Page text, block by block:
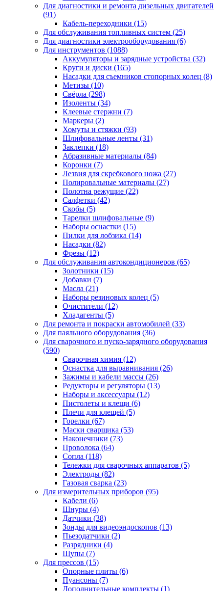
Для диагностики и ремонта дизельных двигателей
(91)
Кабель-переходники (15)
Для обслуживания топливных систем (25)
Для диагностики электрооборудования (6)
Для инструментов (1088)
Аккумуляторы и зарядные устройства (32)
Круги и диски (165)
Насадки для съемников стопорных колец (8)
Метизы (10)
Свёрла (298)
Изоленты (34)
Клеевые стержни (7)
Маркеры (2)
Хомуты и стяжки (93)
Шлифовальные ленты (31)
Заклепки (18)
Абразивные материалы (84)
Коронки (7)
Лезвия для скребкового ножа (27)
Полировальные материалы (27)
Полотна режущие (22)
Салфетки (42)
Скобы (5)
Тарелки шлифовальные (9)
Наборы оснастки (15)
Пилки для лобзика (14)
Насадки (82)
Фрезы (12)
Для обслуживания автокондиционеров (65)
Золотники (15)
Добавки (7)
Масла (21)
Наборы резиновых колец (5)
Очистители (12)
Хладагенты (5)
Для ремонта и покраски автомобилей (33)
Для паяльного оборудования (36)
Для сварочного и пуско-зарядного оборудования
(590)
Сварочная химия (12)
Оснастка для выравнивания (26)
Зажимы и кабели массы (26)
Редукторы и регуляторы (13)
Наборы и аксессуары (12)
Пистолеты и клещи (6)
Плечи для клещей (5)
Горелки (67)
Маски сварщика (53)
Наконечники (73)
Проволока (64)
Сопла (118)
Тележки для сварочных аппаратов (5)
Электроды (82)
Газовая сварка (23)
Для измерительных приборов (95)
Кабели (6)
Шнуры (4)
Датчики (38)
Зонды для видеоэндоскопов (13)
Пьезодатчики (2)
Разрядники (4)
Щупы (7)
Для прессов (15)
Опорные плиты (6)
Пуансоны (7)
Дополнительные комплекты (1)